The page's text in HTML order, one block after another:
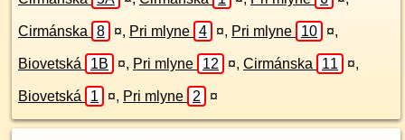
Cirmánska 8 ¤, Pri mlyne 4 ¤, Pri mlyne 10 ¤,
Biovetská 1B ¤, Pri mlyne 12 ¤, Cirmánska 11 ¤,
Biovetská 1 ¤, Pri mlyne 2 ¤